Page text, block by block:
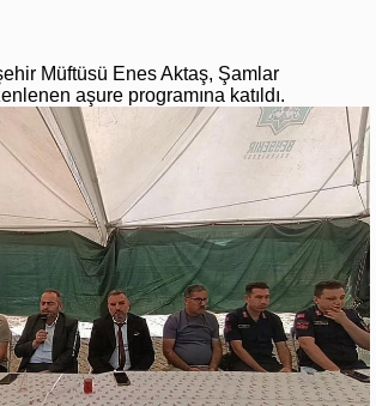
Müftüsü Enes Aktaş, Şamlar
aşure programına katıldı.